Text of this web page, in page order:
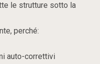
le strutture sotto la
perché:
auto-correttivi